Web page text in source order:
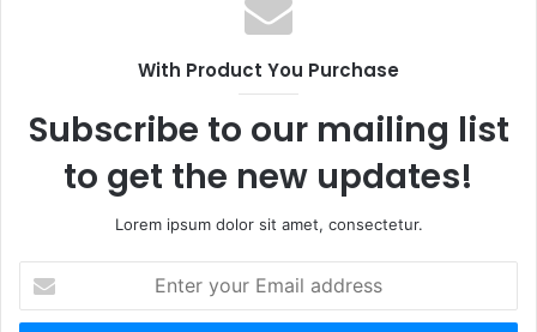
With Product You Purchase
Subscribe to our mailing list
to get the new updates!
Lorem ipsum dolor sit amet, consectetur.
t